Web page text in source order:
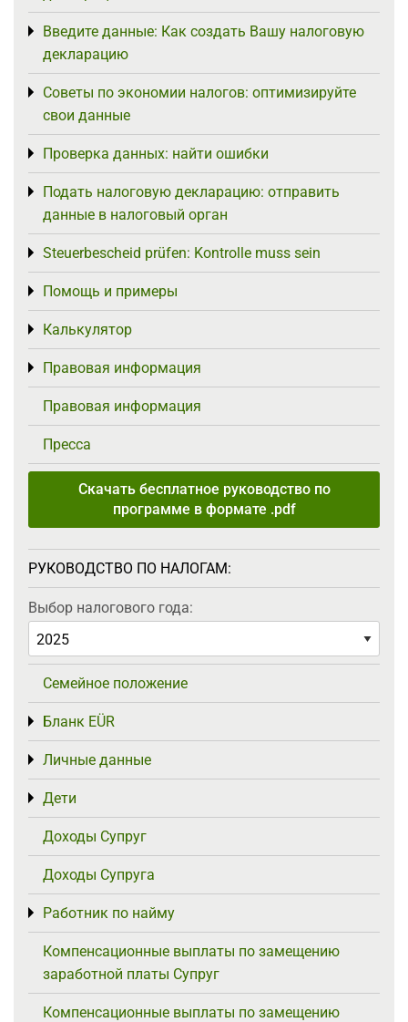
Введите данные: Как создать Вашу налоговую
декларацию
Toggle menu
Советы по экономии налогов: оптимизируйте
свои данные
Toggle menu
Проверка данных: найти ошибки
Toggle menu
Подать налоговую декларацию: отправить
данные в налоговый орган
Toggle menu
Steuerbescheid prüfen: Kontrolle muss sein
Toggle menu
Помощь и примеры
Toggle menu
Калькулятор
Toggle menu
Правовая информация
Toggle menu
Правовая информация
Пресса
Скачать бесплатное руководство по
программе в формате .pdf
РУКОВОДСТВО ПО НАЛОГАМ:
Выбор налогового года:
Семейное положение
Бланк EÜR
Toggle menu
Личные данные
Toggle menu
Дети
Toggle menu
Доходы Супруг
Доходы Супруга
Работник по найму
Toggle menu
Компенсационные выплаты по замещению
заработной платы Супруг
Компенсационные выплаты по замещению